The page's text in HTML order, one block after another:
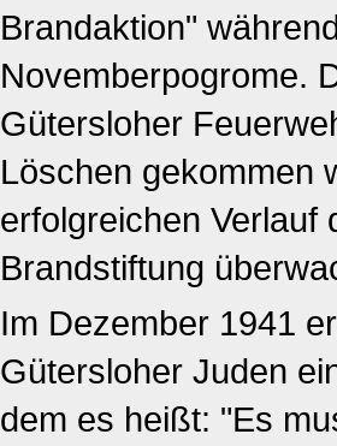
Brandaktion"
Novemberpogrome.
Gütersloher
Löschen gekommen
erfolgreichen Verlauf
Brandstiftung
Im Dezember 1941
Gütersloher Juden
dem es heißt: "Es